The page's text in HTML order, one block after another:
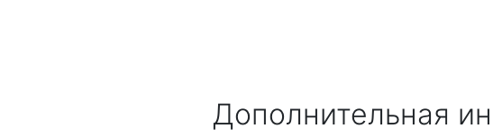
Дополнительная